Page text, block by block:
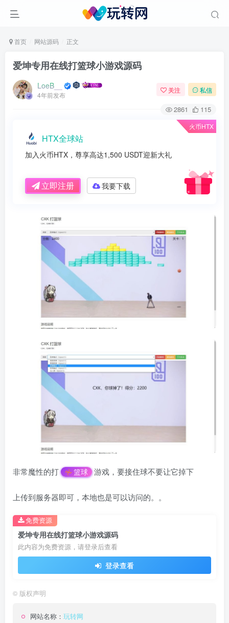
首页 网站源码 正文
爱坤专用在线打篮球小游戏源码
LoeB__
4年前发布
关注 私信
2861 115
火币HTX
HTX全球站
加入火币HTX，尊享高达1,500 USDT迎新大礼
立即注册 我要下载
非常魔性的打 篮球 游戏，要接住球不要让它掉下
上传到服务器即可，本地也是可以访问的。。
爱坤专用在线打篮球小游戏源码
此内容为免费资源，请登录后查看
登录查看
免费资源
© 版权声明
网站名称： 玩转网